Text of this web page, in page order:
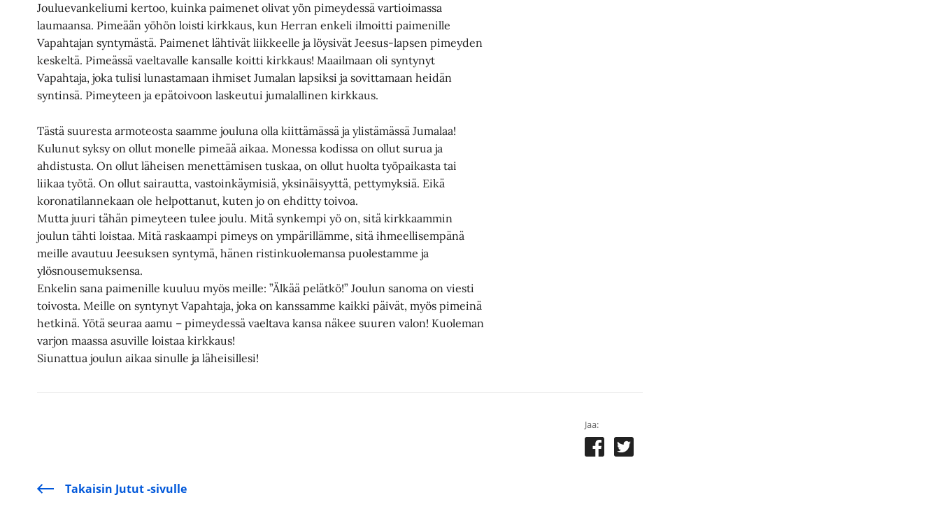
Jouluevankeliumi kertoo, kuinka paimenet olivat yön pimeydessä vartioimassa
laumaansa. Pimeään yöhön loisti kirkkaus, kun Herran enkeli ilmoitti paimenille
Vapahtajan syntymästä. Paimenet lähtivät liikkeelle ja löysivät Jeesus-lapsen pimeyden
keskeltä. Pimeässä vaeltavalle kansalle koitti kirkkaus! Maailmaan oli syntynyt
Vapahtaja, joka tulisi lunastamaan ihmiset Jumalan lapsiksi ja sovittamaan heidän
syntinsä. Pimeyteen ja epätoivoon laskeutui jumalallinen kirkkaus.
Tästä suuresta armoteosta saamme jouluna olla kiittämässä ja ylistämässä Jumalaa!
Kulunut syksy on ollut monelle pimeää aikaa. Monessa kodissa on ollut surua ja
ahdistusta. On ollut läheisen menettämisen tuskaa, on ollut huolta työpaikasta tai
liikaa työtä. On ollut sairautta, vastoinkäymisiä, yksinäisyyttä, pettymyksiä. Eikä
koronatilannekaan ole helpottanut, kuten jo on ehditty toivoa.
Mutta juuri tähän pimeyteen tulee joulu. Mitä synkempi yö on, sitä kirkkaammin
joulun tähti loistaa. Mitä raskaampi pimeys on ympärillämme, sitä ihmeellisempänä
meille avautuu Jeesuksen syntymä, hänen ristinkuolemansa puolestamme ja
ylösnousemuksensa.
Enkelin sana paimenille kuuluu myös meille: ”Älkää pelätkö!” Joulun sanoma on viesti
toivosta. Meille on syntynyt Vapahtaja, joka on kanssamme kaikki päivät, myös pimeinä
hetkinä. Yötä seuraa aamu – pimeydessä vaeltava kansa näkee suuren valon! Kuoleman
varjon maassa asuville loistaa kirkkaus!
Siunattua joulun aikaa sinulle ja läheisillesi!
Jaa:
Takaisin Jutut -sivulle